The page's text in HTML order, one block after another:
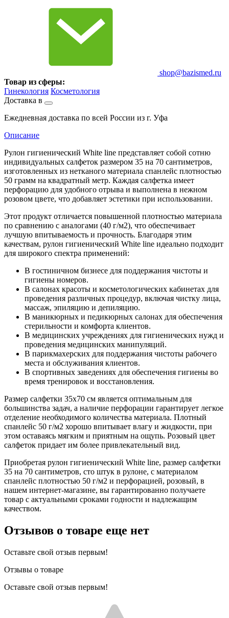
shop@bazismed.ru
Товар из сферы:
Гинекология Косметология
Доставка в
Ежедневная доставка по всей России из г. Уфа
Описание
Рулон гигиенический White line представляет собой сотню
индивидуальных салфеток размером 35 на 70 сантиметров,
изготовленных из нетканого материала спанлейс плотностью
50 грамм на квадратный метр. Каждая салфетка имеет
перфорацию для удобного отрыва и выполнена в нежном
розовом цвете, что добавляет эстетики при использовании.
Этот продукт отличается повышенной плотностью материала
по сравнению с аналогами (40 г/м2), что обеспечивает
лучшую впитываемость и прочность. Благодаря этим
качествам, рулон гигиенический White line идеально подходит
для широкого спектра применений:
В гостиничном бизнесе для поддержания чистоты и
гигиены номеров.
В салонах красоты и косметологических кабинетах для
проведения различных процедур, включая чистку лица,
массаж, эпиляцию и депиляцию.
В маникюрных и педикюрных салонах для обеспечения
стерильности и комфорта клиентов.
В медицинских учреждениях для гигиенических нужд и
проведения медицинских манипуляций.
В парикмахерских для поддержания чистоты рабочего
места и обслуживания клиентов.
В спортивных заведениях для обеспечения гигиены во
время тренировок и восстановления.
Размер салфетки 35х70 см является оптимальным для
большинства задач, а наличие перфорации гарантирует легкое
отделение необходимого количества материала. Плотный
спанлейс 50 г/м2 хорошо впитывает влагу и жидкости, при
этом оставаясь мягким и приятным на ощупь. Розовый цвет
салфеток придает им более привлекательный вид.
Приобретая рулон гигиенический White line, размер салфетки
35 на 70 сантиметров, сто штук в рулоне, с материалом
спанлейс плотностью 50 г/м2 и перфорацией, розовый, в
нашем интернет-магазине, вы гарантированно получаете
товар с актуальными сроками годности и надлежащим
качеством.
Отзывов о товаре еще нет
Оставьте свой отзыв первым!
Отзывы о товаре
Оставьте свой отзыв первым!